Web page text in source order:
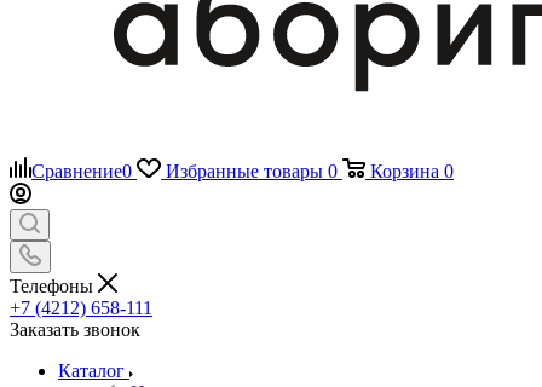
Сравнение0 Избранные товары 0 Корзина 0
Телефоны
+7 (4212) 658-111
Заказать звонок
Каталог